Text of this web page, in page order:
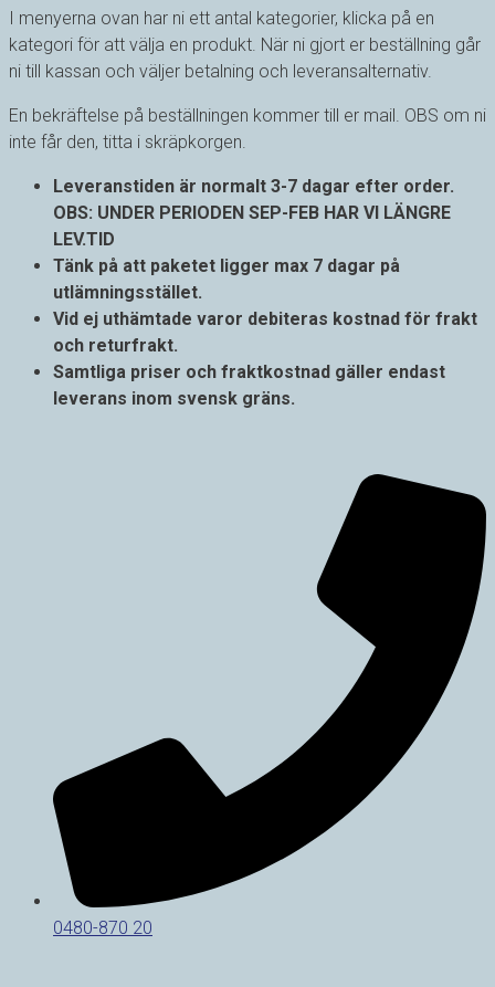
I menyerna ovan har ni ett antal kategorier, klicka på en
kategori för att välja en produkt. När ni gjort er beställning går
ni till kassan och väljer betalning och leveransalternativ.
En bekräftelse på beställningen kommer till er mail. OBS om ni
inte får den, titta i skräpkorgen.
Leveranstiden är normalt 3-7 dagar efter order.
OBS: UNDER PERIODEN SEP-FEB HAR VI LÄNGRE
LEV.TID
Tänk på att paketet ligger max 7 dagar på
utlämningsstället.
Vid ej uthämtade varor debiteras kostnad för frakt
och returfrakt.
Samtliga priser och fraktkostnad gäller endast
leverans inom svensk gräns.
0480-870 20